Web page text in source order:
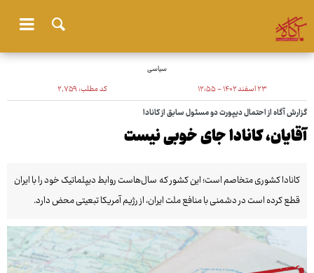
سیاسی
۲۳ اسفند ۱۴۰۲ - ۱۲:۵۵ کد مطلب:۲٬۷۵۹
گزارش آگاه از احتمال دیپورت دو مسئول سابق از کانادا
آقایان، کانادا جای خوبی نیست
کانادا کشوری متخاصم است؛ این کشور که سال‌هاست روابط دیپلماتیک خود را با ایران
قطع کرده است در دشمنی با منافع ملت ایران، از رژیم آمریکا تبعیتی محض دارد.